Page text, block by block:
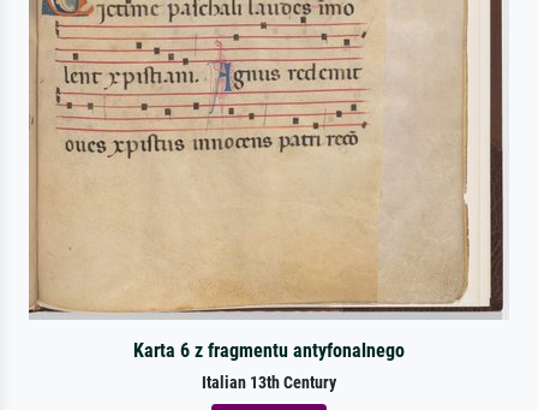
Karta 6 z fragmentu antyfonalnego
Italian 13th Century